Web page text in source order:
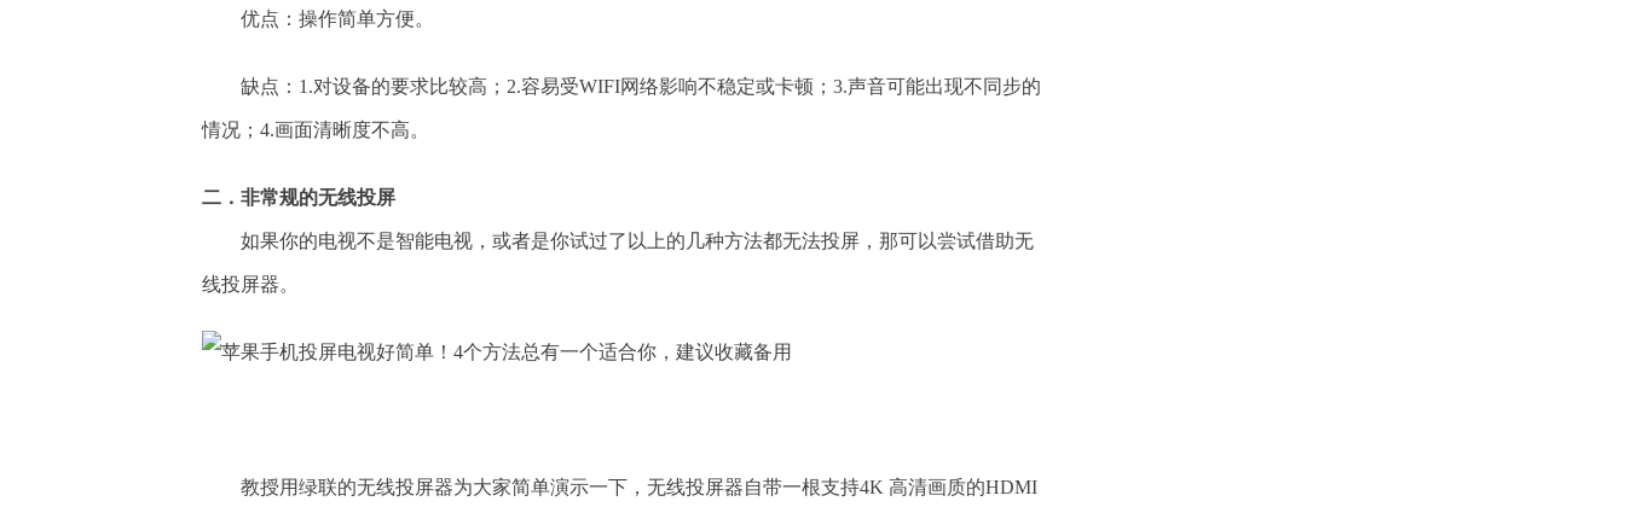
优点：操作简单方便。
缺点：1.对设备的要求比较高；2.容易受WIFI网络影响不稳定或卡顿；3.声音可能出现不同步的
情况；4.画面清晰度不高。
二．非常规的无线投屏
如果你的电视不是智能电视，或者是你试过了以上的几种方法都无法投屏，那可以尝试借助无
线投屏器。
教授用绿联的无线投屏器为大家简单演示一下，无线投屏器自带一根支持4K 高清画质的HDMI